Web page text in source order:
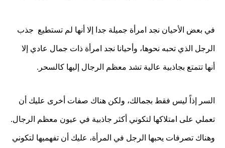
في بعض الأحيان نجد امرأة جميلة جدا إلا أنها لم تستطيع جذب
الرجل الذي تحبه نحوها، وأحيانا نجد امرأة ذات جمال عادي إلا
أنها تتمتع بجاذبية عالية تشد معظم الرجال إليها كالسحر.
السر إذاً ليس فقط بجمالك، ولكن هناك صفات أخرى عليك أن
تعملي على امتلاكها لتكوني أكثر جاذبية في عيون معظم الرجال.
وهناك تصرفات يحبها الرجل في المرأة، عليك أن تفهميها لتكوني